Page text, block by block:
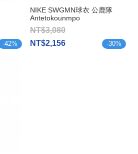
-42%
NIKE SWGMN球衣 公鹿隊
Antetokounmpo
NT$3,080
NT$2,156
-30%